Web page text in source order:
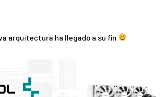
arquitectura ha llegado a su fin